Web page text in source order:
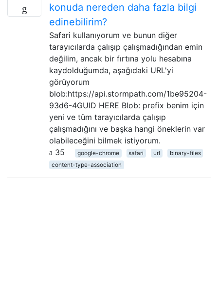
konuda nereden daha fazla bilgi
edinebilirim?
Safari kullanıyorum ve bunun diğer
tarayıcılarda çalışıp çalışmadığından emin
değilim, ancak bir fırtına yolu hesabına
kaydolduğumda, aşağıdaki URL'yi
görüyorum
blob:https://api.stormpath.com/1be95204-
93d6-4GUID HERE Blob: prefix benim için
yeni ve tüm tarayıcılarda çalışıp
çalışmadığını ve başka hangi öneklerin var
olabileceğini bilmek istiyorum.
35
google-chrome safari url
binary-files
content-type-association